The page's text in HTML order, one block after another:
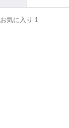
お気に入り 1